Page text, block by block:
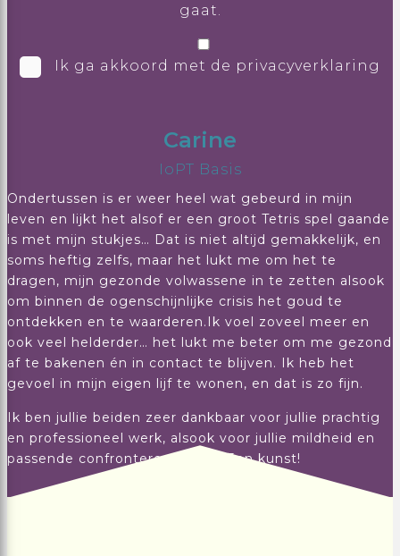
gaat.
Ik ga akkoord met de privacyverklaring
Carine
IoPT Basis
Ondertussen is er weer heel wat gebeurd in mijn
leven en lijkt het alsof er een groot Tetris spel gaande
is met mijn stukjes… Dat is niet altijd gemakkelijk, en
soms heftig zelfs, maar het lukt me om het te
dragen, mijn gezonde volwassene in te zetten alsook
om binnen de ogenschijnlijke crisis het goud te
ontdekken en te waarderen.Ik voel zoveel meer en
ook veel helderder… het lukt me beter om me gezond
af te bakenen én in contact te blijven. Ik heb het
gevoel in mijn eigen lijf te wonen, en dat is zo fijn.
Ik ben jullie beiden zeer dankbaar voor jullie prachtig
en professioneel werk, alsook voor jullie mildheid en
passende confronterende stijl. Een kunst!